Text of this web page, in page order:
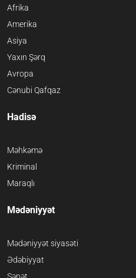
Afrika
Amerika
Asiya
Yaxın Şərq
Avropa
Cənubi Qafqaz
Hadisə
Məhkəmə
Kriminal
Maraqlı
Mədəniyyət
Mədəniyyət siyasəti
Ədəbiyyat
Sənət